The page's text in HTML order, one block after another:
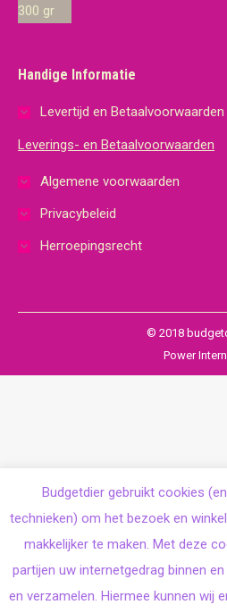
Handige Informatie
Levertijd en Betaalvoorwaarden
Leverings- en Betaalvoorwaarden
Algemene voorwaarden
Privacybeleid
Herroepingsrecht
© 2018
Power
Budgetdier gebruikt cookies
technieken) om het bezoek en
makkelijker te maken. Met deze
partijen uw internetgedrag binnen
en verzamelen. Hiermee kunnen wij